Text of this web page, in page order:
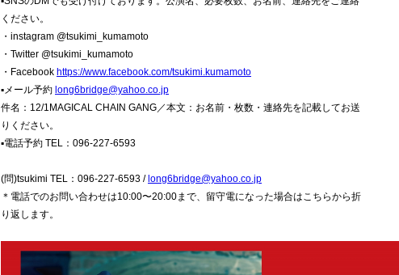
ください。
・instagram @tsukimi_kumamoto
・Twitter @tsukimi_kumamoto
・Facebook https://www.facebook.com/tsukimi.kumamoto
▪︎メール予約 long6bridge@yahoo.co.jp
件名：12/1MAGICAL CHAIN GANG／本文：お名前・枚数・連絡先を記載してお送
りください。
▪︎電話予約 TEL：096-227-6593
(問)tsukimi TEL：096-227-6593 / long6bridge@yahoo.co.jp
＊電話でのお問い合わせは10:00〜20:00まで、留守電になった場合はこちらから折
り返します。